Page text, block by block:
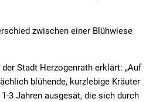
zwischen einer Blühwiese
Stadt Herzogenrath erklärt: „Auf
blühende, kurzlebige Kräuter
3 Jahren ausgesät, die sich durch